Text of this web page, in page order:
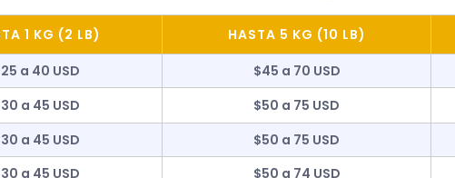
1 KG (2 LB) HASTA 5 KG (10 LB)
a 40 USD $45 a 70 USD
a 45 USD $50 a 75 USD
a 45 USD $50 a 75 USD
a 45 USD $50 a 74 USD